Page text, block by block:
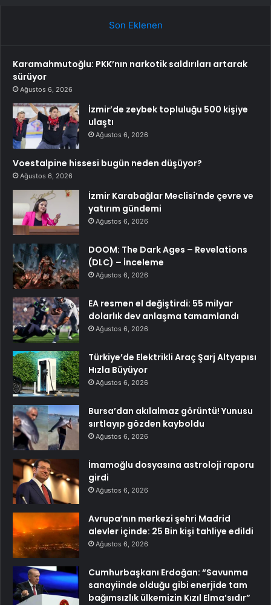
Son Eklenen
Karamahmutoğlu: PKK’nın narkotik saldırıları artarak
sürüyor
Ağustos 6, 2026
İzmir’de zeybek topluluğu 500 kişiye
ulaştı
Ağustos 6, 2026
Voestalpine hissesi bugün neden düşüyor?
Ağustos 6, 2026
İzmir Karabağlar Meclisi’nde çevre ve
yatırım gündemi
Ağustos 6, 2026
DOOM: The Dark Ages – Revelations
(DLC) – İnceleme
Ağustos 6, 2026
EA resmen el değiştirdi: 55 milyar
dolarlık dev anlaşma tamamlandı
Ağustos 6, 2026
Türkiye’de Elektrikli Araç Şarj Altyapısı
Hızla Büyüyor
Ağustos 6, 2026
Bursa’dan akılalmaz görüntü! Yunusu
sırtlayıp gözden kayboldu
Ağustos 6, 2026
İmamoğlu dosyasına astroloji raporu
girdi
Ağustos 6, 2026
Avrupa’nın merkezi şehri Madrid
alevler içinde: 25 Bin kişi tahliye edildi
Ağustos 6, 2026
Cumhurbaşkanı Erdoğan: “Savunma
sanayiinde olduğu gibi enerjide tam
bağımsızlık ülkemizin Kızıl Elma’sıdır”